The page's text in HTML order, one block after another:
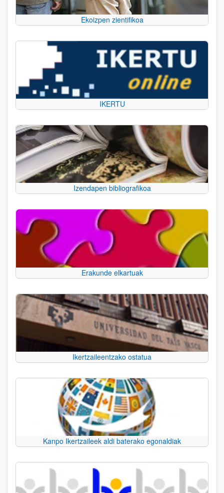
Ekoizpen zientifikoa
IKERTU
Izendapen bibliografikoa
Erakunde elkartuak
Ikertzaileentzako ostatua
Kanpo Ikertzaileek aldi baterako egonaldiak